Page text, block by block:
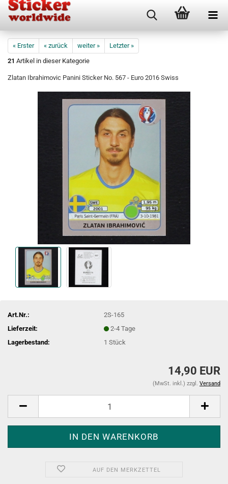
« Erster « zurück weiter »
Letzter »
21 Artikel in dieser Kategorie
Zlatan Ibrahimovic Panini Sticker No. 567 - Euro 2016 Swiss
Art.Nr.:
2S-165
Lieferzeit:
2-4 Tage
Lagerbestand:
1Stück
14,90 EUR
(MwSt. inkl.) zzgl. Versand
AUF DEN MERKZETTEL